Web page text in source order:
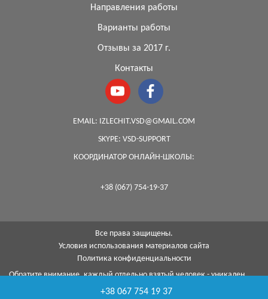
Направления работы
Варианты работы
Отзывы за 2017 г.
Контакты
EMAIL: IZLECHIT.VSD@GMAIL.COM
SKYPE: VSD-SUPPORT
КООРДИНАТОР ОНЛАЙН-ШКОЛЫ:
+38 (067) 754-19-37
Все права защищены.
Условия использования материалов сайта
Политика конфиденциальности
Обратите внимание, каждый отдельно взятый человек - уникален,
помощью моей методики я смогу помочь каждому...
+38 067 754 19 37